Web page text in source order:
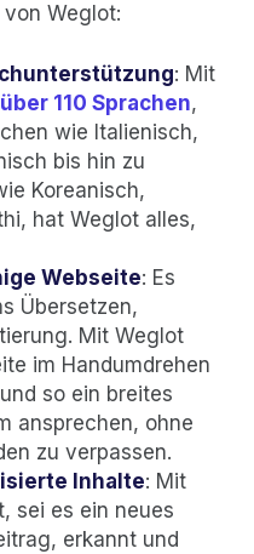
Weglot:
: Mit
über 110 Sprachen,
wie Italienisch,
bis hin zu
Koreanisch,
hat Weglot alles,
Webseite: Es
Übersetzen,
Mit Weglot
im Handumdrehen
so ein breites
ansprechen, ohne
zu verpassen.
Inhalte: Mit
sei es ein neues
erkannt und